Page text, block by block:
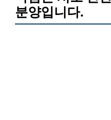
분양입니다.